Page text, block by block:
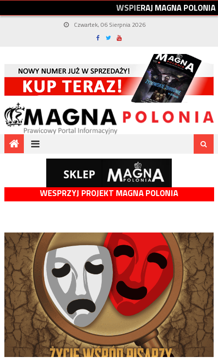
WSPIERAJMAGNAPOLONIA
Czwartek, 06 Sierpnia 2026
WESPRZYJ PROJEKT MAGNA POLONIA